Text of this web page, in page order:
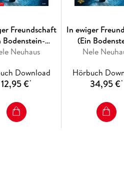
Freundschaft
Bodenstein-
Krimi 10)
Neuhaus
Download
12,95 €*
In ewiger
(Ein
Kirchhoff-
Nele
Hörbuch
34,95 €*